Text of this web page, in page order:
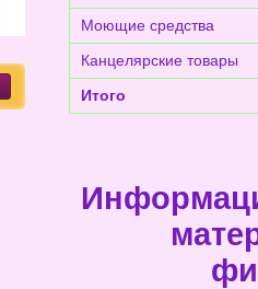
Моющие средства
Канцелярские товары
Итого